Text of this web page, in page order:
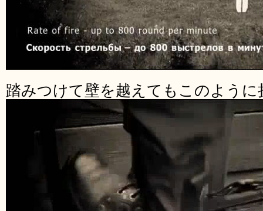
踏みつけて壁を越えてもこのよう